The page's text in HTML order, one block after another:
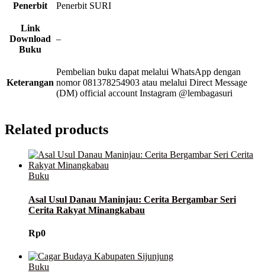
Penerbit Penerbit SURI
Link
Download
Buku
–
Keterangan
Pembelian buku dapat melalui WhatsApp dengan
nomor 081378254903 atau melalui Direct Message
(DM) official account Instagram @lembagasuri
Related products
Buku
Asal Usul Danau Maninjau: Cerita Bergambar Seri
Cerita Rakyat Minangkabau
Rp0
Buku